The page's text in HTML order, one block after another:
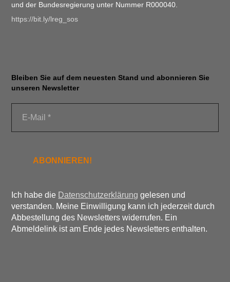
und der Bundesregierung unter Nummer R000040.
https://bit.ly/lreg_sos
Bleiben Sie auf dem neuesten Stand und abonnieren Sie
unseren Newsletter
Ich habe die Datenschutzerklärung gelesen und
verstanden. Meine Einwilligung kann ich jederzeit durch
Abbestellung des Newsletters widerrufen. Ein
Abmeldelink ist am Ende jedes Newsletters enthalten.